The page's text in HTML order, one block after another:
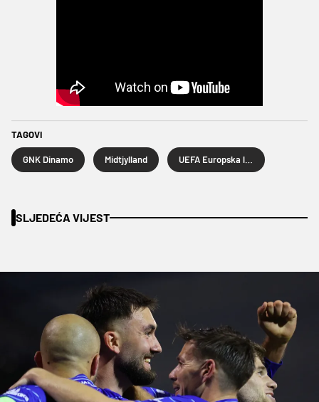
TAGOVI
GNK Dinamo Midtjylland
SLJEDEĆA VIJEST